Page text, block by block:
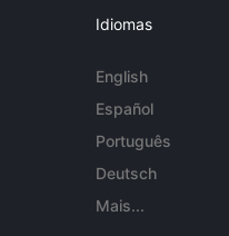
Idiomas
English
Español
Português
Deutsch
Mais...